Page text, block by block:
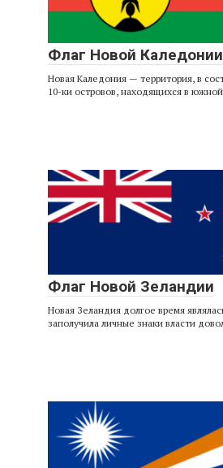
Флаг Новой Каледонии
Новая Каледония — территория, в
10-ки островов, находящихся в
Флаг Новой Зеландии
Новая Зеландия долгое время
заполучила личные знаки власти